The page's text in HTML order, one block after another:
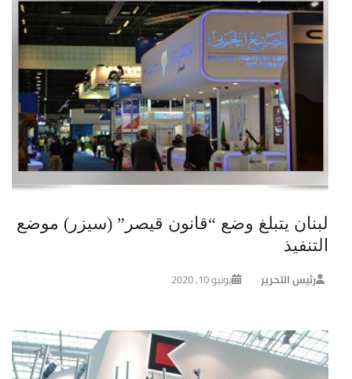
لبنان يتبلغ وضع “قانون قيصر” (سيزر) موضع
التنفيذ
رئيس التحرير يونيو 10, 2020